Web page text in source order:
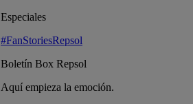
Especiales
#FanStoriesRepsol
Boletín Box Repsol
Aquí empieza la emoción.